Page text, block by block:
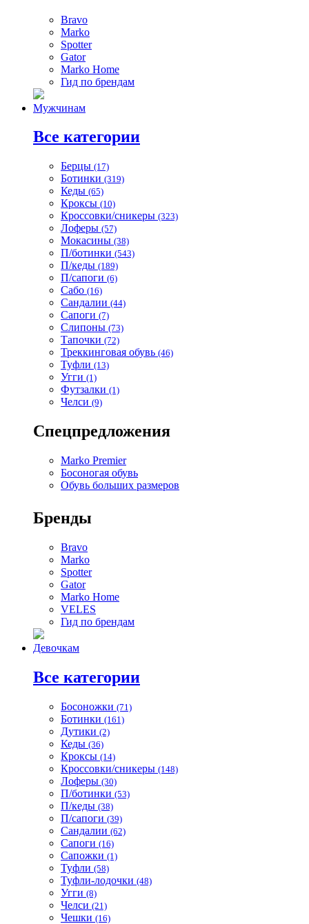
Bravo
Marko
Spotter
Gator
Marko Home
Гид по брендам
Мужчинам
Все категории
Берцы (17)
Ботинки (319)
Кеды (65)
Кроксы (10)
Кроссовки/сникеры (323)
Лоферы (57)
Мокасины (38)
П/ботинки (543)
П/кеды (189)
П/сапоги (6)
Сабо (16)
Сандалии (44)
Сапоги (7)
Слипоны (73)
Тапочки (72)
Треккинговая обувь (46)
Туфли (13)
Угги (1)
Футзалки (1)
Челси (9)
Спецпредложения
Marko Premier
Босоногая обувь
Обувь больших размеров
Бренды
Bravo
Marko
Spotter
Gator
Marko Home
VELES
Гид по брендам
Девочкам
Все категории
Босоножки (71)
Ботинки (161)
Дутики (2)
Кеды (36)
Кроксы (14)
Кроссовки/сникеры (148)
Лоферы (30)
П/ботинки (53)
П/кеды (38)
П/сапоги (39)
Сандалии (62)
Сапоги (16)
Сапожки (1)
Туфли (58)
Туфли-лодочки (48)
Угги (8)
Челси (21)
Чешки (16)